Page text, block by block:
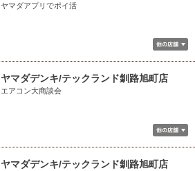
ヤマダアプリでポイ活
ヤマダデンキ/テックランド釧路旭町店
エアコン大商談会
ヤマダデンキ/テックランド釧路旭町店